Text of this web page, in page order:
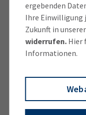
ergebenden
Ihre Einwilligung
Zukunft in unserer
widerrufen.Hier
Informationen.
Diese Entwicklung
insgesamt
Prozent gestiegen
Region sehr
zwischenzeitlich
Die Kaufpreise
Landeshauptstadt